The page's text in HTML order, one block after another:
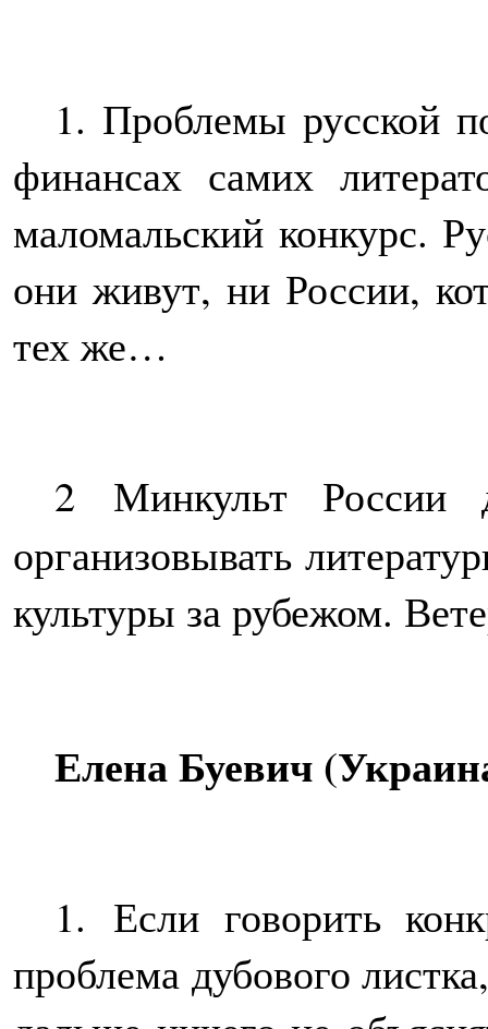
1. Проблемы русской
финансах самих
маломальский конкурс.
они живут, ни России,
тех же…
2
Минкульт России
организовывать
культуры за рубежом.
Елена Буевич
1. Если говорить
проблема дубового